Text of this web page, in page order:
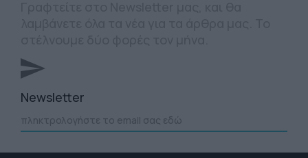
Newsletter